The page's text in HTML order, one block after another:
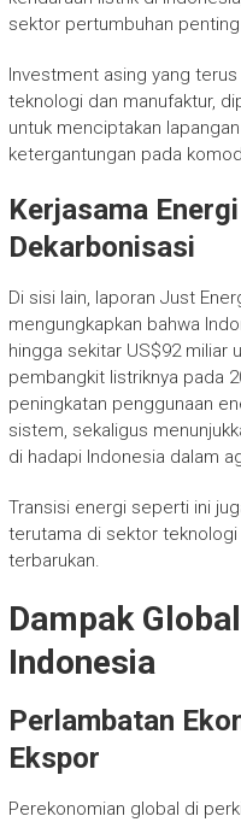
sektor pertumbuhan
Investment asing yang
teknologi dan manufaktur,
untuk menciptakan
ketergantungan pada
Kerjasama
Dekarbonisasi
Di sisi lain, laporan Just
mengungkapkan bahwa
hingga sekitar US$92 miliar
pembangkit listriknya pada
peningkatan penggunaan
sistem, sekaligus
di hadapi Indonesia dalam
Transisi energi seperti ini
terutama di sektor
terbarukan.
Dampak
Indonesia
Perlambatan
Ekspor
Perekonomian global di